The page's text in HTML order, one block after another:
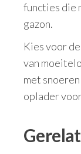
functies die
gazon.
Kies voor
van
met
oplader